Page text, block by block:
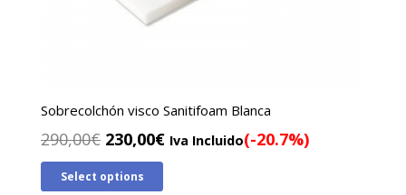
Sobrecolchón visco Sanitifoam Blanca
290,00€ El
precio
original
230,00€ElIva Incluido(-20.7%)
Select options